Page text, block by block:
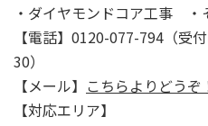
・ダイヤモンドコア工事 ・
【電話】0120-077-794（受
30）
【メール】 こちらよりどうぞ
【対応エリア】